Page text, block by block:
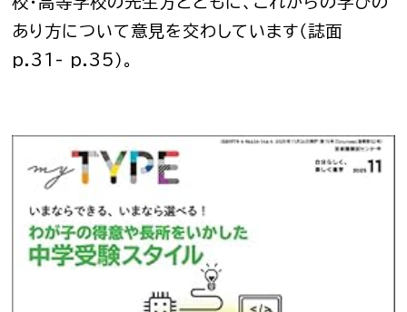
あり方について意見を交わしています（誌面
p.31- p.35）。